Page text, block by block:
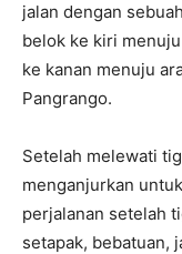
jalan dengan
belok ke kiri
ke kanan menuju
Pangrango.
Setelah melewati
menganjurkan
perjalanan setelah
setapak, bebatuan,